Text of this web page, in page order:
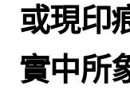
或現印
實中所